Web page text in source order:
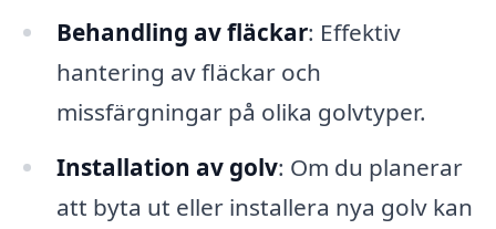
Behandling av fläckar: Effektiv
hantering av fläckar och
missfärgningar på olika golvtyper.
Installation av golv: Om du planerar
att byta ut eller installera nya golv kan